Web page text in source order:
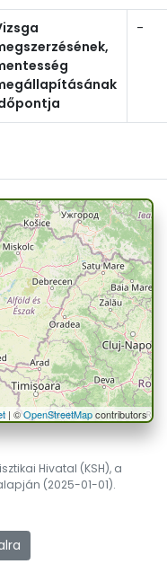
-
| ©OpenStreetMapcontributors
Hivatal (KSH), a
(2025-01-01).